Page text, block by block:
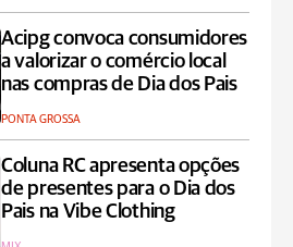
Acipg convoca consumidores
a valorizar o comércio local
nas compras de Dia dos Pais
PONTA GROSSA
Coluna RC apresenta opções
de presentes para o Dia dos
Pais na Vibe Clothing